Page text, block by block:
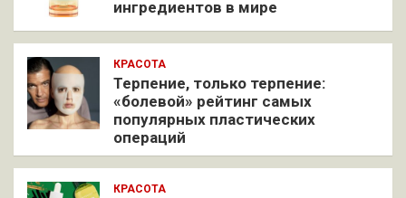
ингредиентов в мире
КРАСОТА
Терпение, только терпение:
«болевой» рейтинг самых
популярных пластических
операций
КРАСОТА